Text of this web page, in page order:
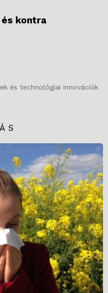
kontra
és technológiai innovációk